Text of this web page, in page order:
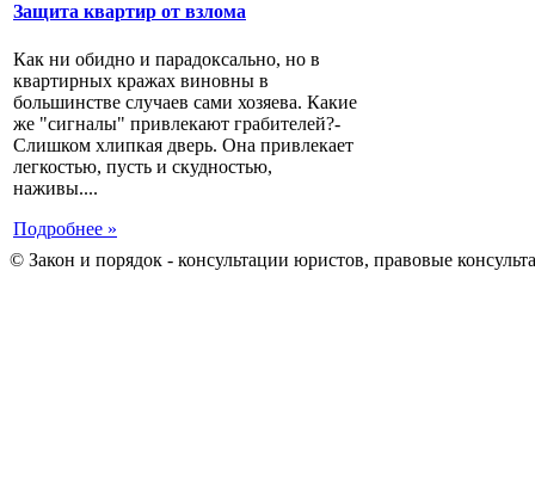
Защита квартир от взлома
Как ни обидно и парадоксально, но в
квартирных кражах виновны в
большинстве случаев сами хозяева. Какие
же "сигналы" привлекают грабителей?-
Слишком хлипкая дверь. Она привлекает
легкостью, пусть и скудностью,
наживы....
Подробнее »
© Закон и порядок - консультации юристов, правовые